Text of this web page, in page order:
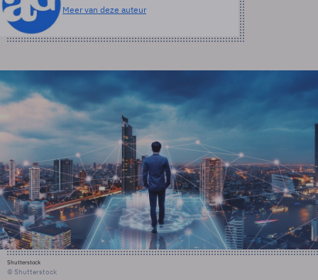
Meer van deze auteur
Shutterstock
© Shutterstock